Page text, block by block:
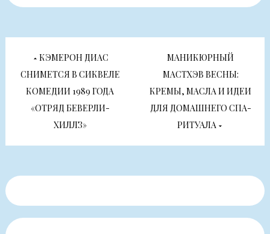
Навигация
по
записям
КЭМЕРОН ДИАС
СНИМЕТСЯ В СИКВЕЛЕ
КОМЕДИИ 1989 ГОДА
«ОТРЯД БЕВЕРЛИ-
ХИЛЛЗ»
МАНИКЮРНЫЙ
МАСТХЭВ ВЕСНЫ:
КРЕМЫ, МАСЛА И ИДЕИ
ДЛЯ ДОМАШНЕГО СПА-
РИТУАЛА